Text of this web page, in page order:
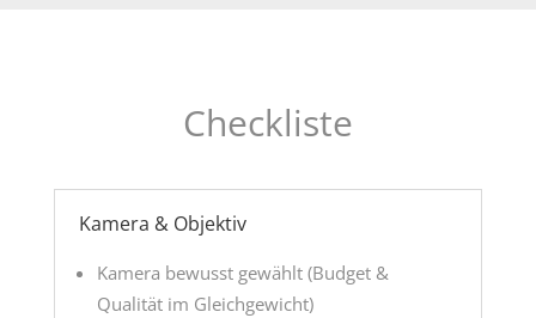
Checkliste
Kamera & Objektiv
Kamera bewusst gewählt (Budget &
Qualität im Gleichgewicht)